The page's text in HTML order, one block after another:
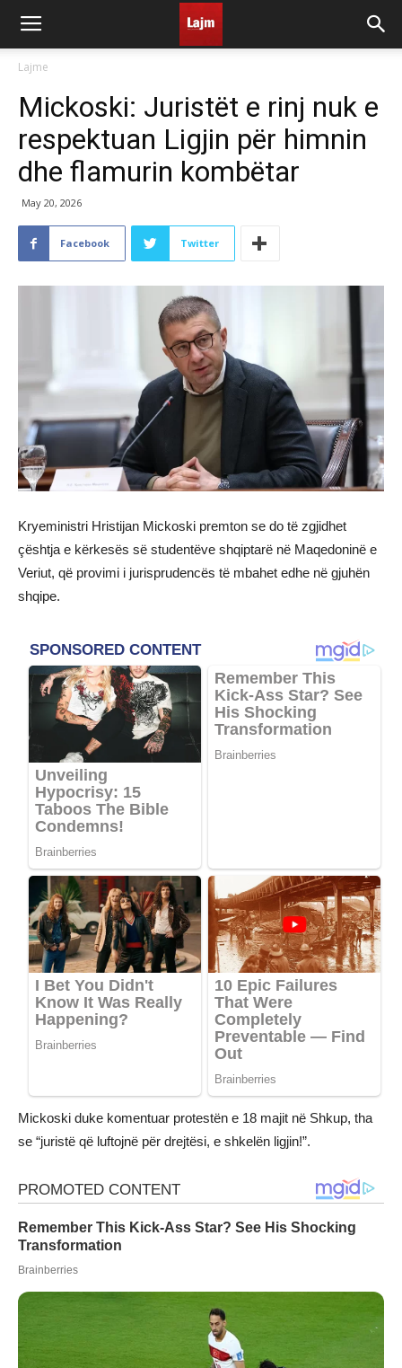
Lajme
Mickoski: Juristët e rinj nuk e
respektuan Ligjin për himnin
dhe flamurin kombëtar
May 20, 2026
Facebook Twitter
Kryeministri Hristijan Mickoski premton se do të zgjidhet
çështja e kërkesës së studentëve shqiptarë në Maqedoninë e
Veriut, që provimi i jurisprudencës të mbahet edhe në gjuhën
shqipe.
Mickoski duke komentuar protestën e 18 majit në Shkup, tha
se “juristë që luftojnë për drejtësi, e shkelën ligjin!”.